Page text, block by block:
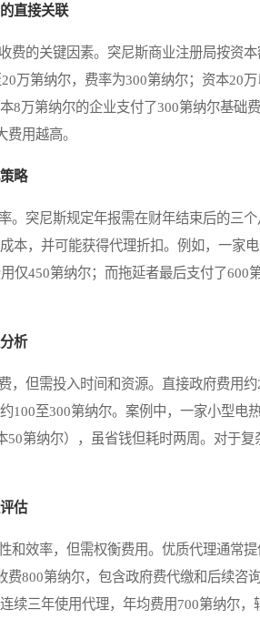
直接关联
的关键因素。突尼斯商业注册局按资本
万第纳尔，费率为300第纳尔；资本20
8万第纳尔的企业支付了300第纳尔基础
用越高。
略
突尼斯规定年报需在财年结束后的三个
本，并可能获得代理折扣。例如，一家
仅450第纳尔；而拖延者最后支付了600
析
但需投入时间和资源。直接政府费用约
100至300第纳尔。案例中，一家小型电
50第纳尔），虽省钱但耗时两周。对于
估
效率，但需权衡费用。优质代理通常提
收费800第纳尔，包含政府费代缴和后续
续三年使用代理，年均费用700第纳尔